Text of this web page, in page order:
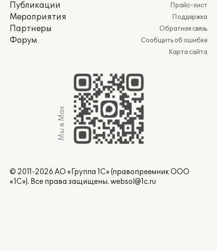
Публикации
Мероприятия
Партнеры
Форум
Прайс-лист
Поддержка
Обратная связь
Сообщить об ошибке
Карта сайта
Мы в Max
© 2011-2026 АО «Группа 1С» (правопреемник ООО
«1С»). Все права защищены. websol@1c.ru